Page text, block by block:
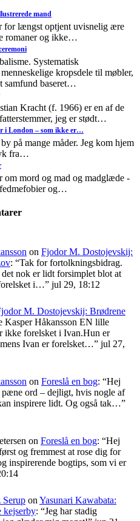
mand
for længst optjent uvisnelig ære
romaner og ikke…
Systematisk
kropsdele til møbler,
samfund baseret…
Kracht (f. 1966) er en af de
jeg er stødt…
i London – som ikke er…
på mange måder. Jeg kom hjem
fra…
om mord og mad og madglæde -
og…
on Fjodor M. Dostojevskij:
: “Tak for fortolkningsbidrag.
nok er lidt forsimplet blot at
i…” jul 29, 18:12
M. Dostojevskij: Brødrene
Kasper Håkansson EN lille
ikke forelsket i Ivan.Hun er
Ivan er forelsket…” jul 27,
on Foreslå en bog: “Hej
ord – dejligt, hvis nogle af
inspirere lidt. Og også tak…”
on Foreslå en bog: “Hej
og fremmest at rose dig for
inspirerende bogtips, som vi er
on Yasunari Kawabata:
kejserby: “Jeg har stadig